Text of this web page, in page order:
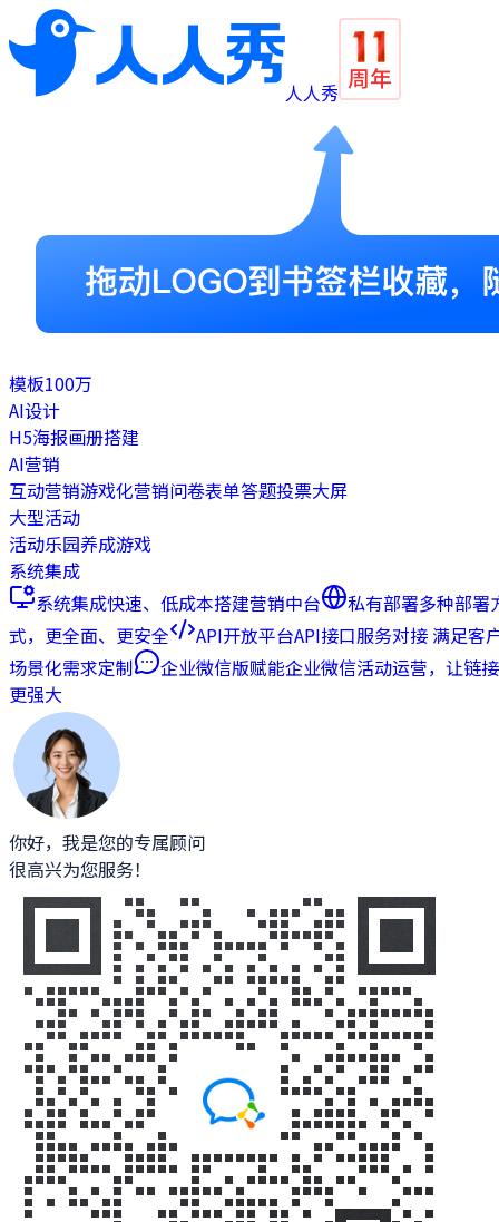
人人秀
模板100万
AI设计
H5海报画册搭建
AI营销
互动营销游戏化营销问卷表单答题投票大屏
大型活动
活动乐园养成游戏
系统集成
系统集成快速、低成本搭建营销中台 私有部署多种部署
式，更全面、更安全
API开放平台API接口服务对接 满足客
场景化需求定制
企业微信版赋能企业微信活动运营，让链接
更强大
你好，我是您的专属顾问
很高兴为您服务！